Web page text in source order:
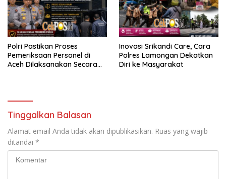
Polri Pastikan Proses
Pemeriksaan Personel di
Aceh Dilaksanakan Secara
Inovasi Srikandi Care, Cara
Polres Lamongan Dekatkan
Diri ke Masyarakat
Tinggalkan Balasan
Alamat email Anda tidak akan dipublikasikan. Ruas yang wajib
ditandai *